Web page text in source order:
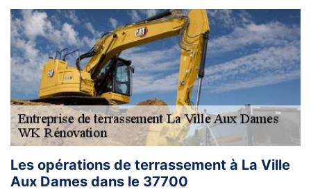
Les opérations de terrassement à La Ville
Aux Dames dans le 37700